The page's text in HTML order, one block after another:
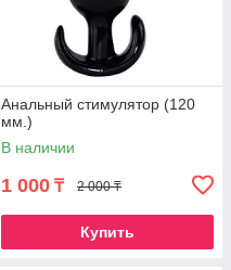
Анальный стимулятор (120
мм.)
В наличии
1 000 ₸ 2 000 ₸
Купить